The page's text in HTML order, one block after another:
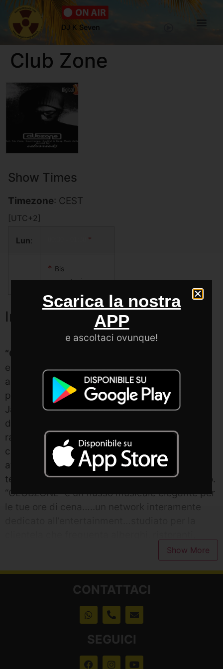
DJ K Seven
Club Zone
Show Times
Timezone: CEST
[UTC+2]
Lun: *
* Bis
presentazione
Informazioni su Show
“Club zone
esplora i territori della Word Music………” Un
appuntamento indimenticabile dal ritmo
passionale e da un groove travolgente. Mix tra
Jazz e suoni elettronici: chill out, nu jazz,
downtempo, ethno beat, soulful & deep music
radio collection. Un’ora di musica selezionata
con cura, per offrire un’onda sonora di
atmosfera alla ricerca costante di nuove
tendenze e suoni provenienti da tutto il mondo.
“CLUBZONE” è un flusso musicale elegante per
le tue ore di cena…..un network interamente
casinò, clubs e attività Commerciali…ascoltaci
smartphone…..musica di gran classe!!
CONTATTACI
SEGUICI
Scarica la nostra
APP
e ascoltaci ovunque!